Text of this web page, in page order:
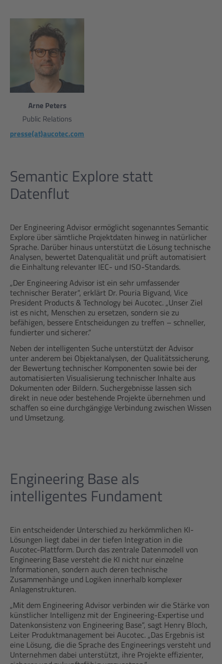
Arne Peters
Public Relations
presse(at)aucotec.com
Semantic Explore statt
Datenflut
Der Engineering Advisor ermöglicht sogenanntes Semantic
Explore über sämtliche Projektdaten hinweg in natürlicher
Sprache. Darüber hinaus unterstützt die Lösung technische
Analysen, bewertet Datenqualität und prüft automatisiert
die Einhaltung relevanter IEC- und ISO-Standards.
„Der Engineering Advisor ist ein sehr umfassender
technischer Berater“, erklärt Dr. Pouria Bigvand, Vice
President Products & Technology bei Aucotec. „Unser Ziel
ist es nicht, Menschen zu ersetzen, sondern sie zu
befähigen, bessere Entscheidungen zu treffen – schneller,
fundierter und sicherer.“
Neben der intelligenten Suche unterstützt der Advisor
unter anderem bei Objektanalysen, der Qualitätssicherung,
der Bewertung technischer Komponenten sowie bei der
automatisierten Visualisierung technischer Inhalte aus
Dokumenten oder Bildern. Suchergebnisse lassen sich
direkt in neue oder bestehende Projekte übernehmen und
schaffen so eine durchgängige Verbindung zwischen Wissen
und Umsetzung.
Engineering Base als
intelligentes Fundament
Ein entscheidender Unterschied zu herkömmlichen KI-
Lösungen liegt dabei in der tiefen Integration in die
Aucotec-Plattform. Durch das zentrale Datenmodell von
Engineering Base versteht die KI nicht nur einzelne
Informationen, sondern auch deren technische
Zusammenhänge und Logiken innerhalb komplexer
Anlagenstrukturen.
„Mit dem Engineering Advisor verbinden wir die Stärke von
künstlicher Intelligenz mit der Engineering-Expertise und
Datenkonsistenz von Engineering Base“, sagt Henry Bloch,
Leiter Produktmanagement bei Aucotec. „Das Ergebnis ist
eine Lösung, die die Sprache des Engineerings versteht und
Unternehmen dabei unterstützt, ihre Projekte effizienter,